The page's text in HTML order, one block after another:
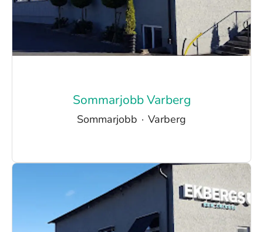
Sommarjobb Varberg
Sommarjobb · Varberg